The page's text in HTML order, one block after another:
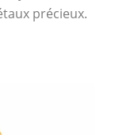
précieux.